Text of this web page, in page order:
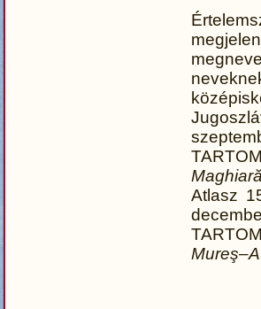
Maghiară
Atlasz